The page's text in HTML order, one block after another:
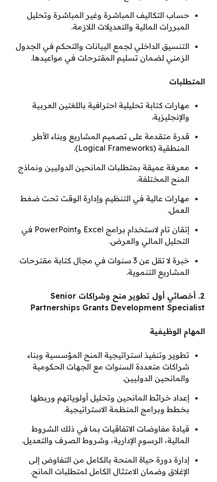
حساب التكاليف المباشرة وغير المباشرة وتحليل
المبررات المالية والتعديلات اللازمة.
التنسيق الداخلي لجمع البيانات والتحكم في الجدول
الزمني لضمان تسليم المقترحات في مواعيدها.
المتطلبات
مهارات كتابة تحليلية احترافية باللغتين العربية
والإنجليزية.
قدرة متقدمة على تصميم المشاريع وبناء الأطر
المنطقية (Logical Frameworks).
معرفة عميقة بمتطلبات المانحين الدوليين ونماذج
المنح المختلفة.
مهارات عالية في التنظيم وإدارة الوقت تحت ضغط
العمل.
إتقان تام لاستخدام برامج Excel وPowerPoint في
التحليل المالي والعرض.
خبرة لا تقل عن 3 سنوات في مجال كتابة مقترحات
المشاريع التنموية.
2. أخصائي أول تطوير منح وشراكات Senior
Partnerships Grants Development Specialist
المهام الوظيفية
تطوير وتنفيذ استراتيجية المنح المؤسسية وبناء
شراكات متعددة السنوات مع الجهات الحكومية
والمانحين الدوليين.
إعداد خرائط المانحين وتحليل أولوياتهم وربطها
بخطط وبرامج المنظمة الاستراتيجية.
قيادة مفاوضات الاتفاقيات بما في ذلك الشروط
المالية، الرسوم الإدارية، وشروط الصرف والتعديل.
إدارة دورة حياة المنحة بالكامل من التفاوض إلى
الإغلاق وضمان الامتثال الكامل لمتطلبات المانح.